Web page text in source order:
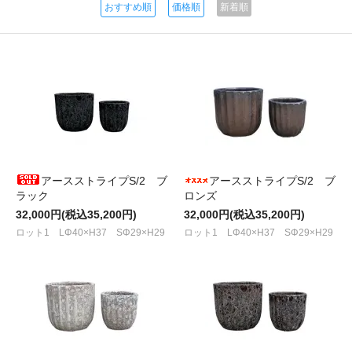
おすすめ順 価格順 新着順
アースストライプS/2 ブ
ラック
32,000円(税込35,200円)
ロット1 LΦ40×H37 SΦ29×H29
アースストライプS/2 ブ
ロンズ
32,000円(税込35,200円)
ロット1 LΦ40×H37 SΦ29×H29